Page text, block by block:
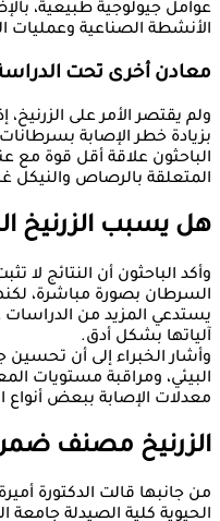
عوامل جيولوجية طبيعية،
الأنشطة الصناعية وعمليات
معادن أخرى تحت
ولم يقتصر الأمر على الزرنيخ،
الباحثون علاقة أقل قوة مع
المتعلقة بالرصاص والنيكل
هل يسبب الزرنيخ
وأكد الباحثون أن النتائج
السرطان بصورة مباشرة،
يستدعي المزيد من الدراسات
آلياتها بشكل أدق.
وأشار الخبراء إلى أن تحسين
البيئي، ومراقبة مستويات
معدلات الإصابة ببعض
الزرنيخ مصنف
من جانبها قالت الدكتورة
الحيوية كلية الصيدلة جامعة